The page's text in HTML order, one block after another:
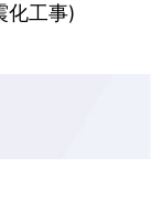
工事)